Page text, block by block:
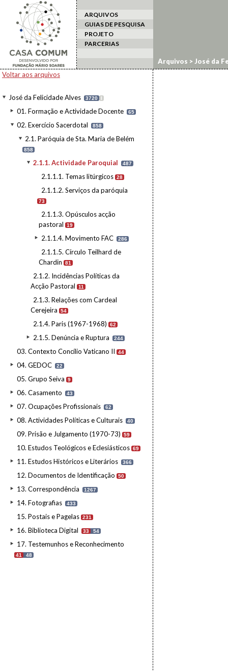
ARQUIVOS
GUIAS DE PESQUISA
PROJETO
PARCERIAS
Voltar aos arquivos
José da Felicidade Alves 3720 I
01. Formação e Actividade Docente 65
02. Exercício Sacerdotal 858
2.1. Paróquia de Sta. Maria de Belém
858
2.1.1. Actividade Paroquial 487
2.1.1.1. Temas litúrgicos 28
2.1.1.2. Serviços da paróquia
73
2.1.1.3. Opúsculos acção
pastoral
19
2.1.1.4. Movimento FAC 286
2.1.1.5. Círculo Teilhard de
Chardin
81
2.1.2. Incidências Políticas da
Acção Pastoral
11
2.1.3. Relações com Cardeal
Cerejeira
54
2.1.4. Paris (1967-1968) 62
2.1.5. Denúncia e Ruptura 244
03. Contexto Concílio Vaticano II 44
04. GEDOC 22
05. Grupo Seiva 9
06. Casamento 43
07. Ocupações Profissionais 62
08. Actividades Políticas e Culturais 40
09. Prisão e Julgamento (1970-73) 59
10. Estudos Teológicos e Eclesiásticos 69
11. Estudos Históricos e Literários 366
12. Documentos de Identificação 50
13. Correspondência 1267
14. Fotografias 433
15. Postais e Pagelas 231
16. Biblioteca Digital 33 54
17. Testemunhos e Reconhecimento
41 48
Arquivos > José da
2.1.1. Actividade